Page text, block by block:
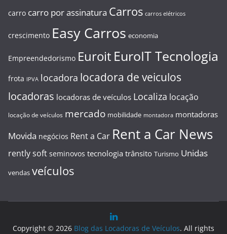
carro carro por assinatura Carros carros elétricos
crescimento Easy Carros economia
Empreendedorismo Euroit EuroIT Tecnologia
frota IPVA locadora locadora de veiculos
locadoras locadoras de veículos Localiza locação
locação de veículos mercado mobilidade montadora montadoras
Movida negócios Rent a Car Rent a Car News
rently soft seminovos tecnologia trânsito Turismo Unidas
vendas veículos
Copyright © 2026 Blog das Locadoras de Veículos. All rights